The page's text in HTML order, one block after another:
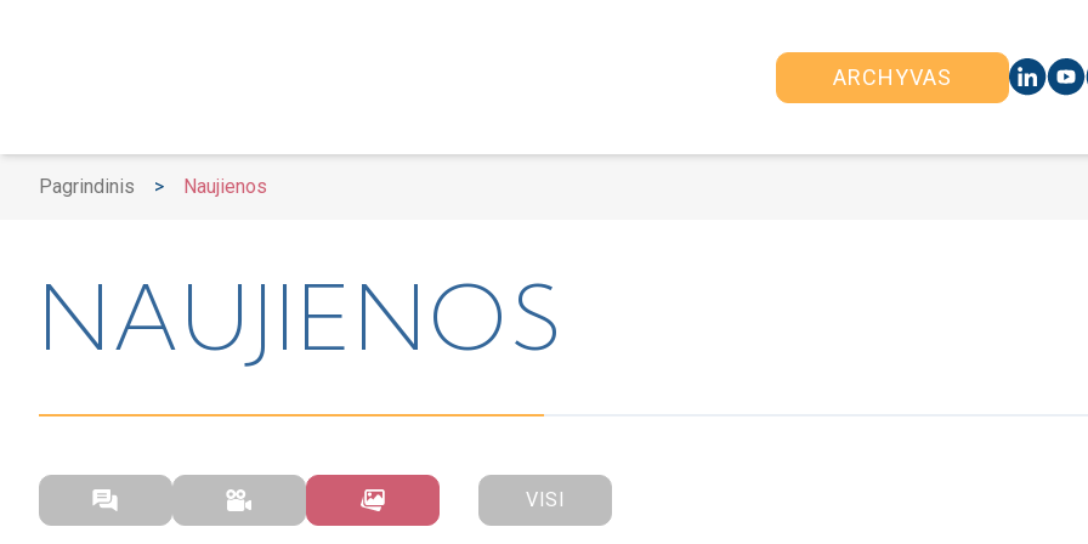
ARCHYVAS
Pagrindinis > Naujienos
NAUJIENOS
VISI